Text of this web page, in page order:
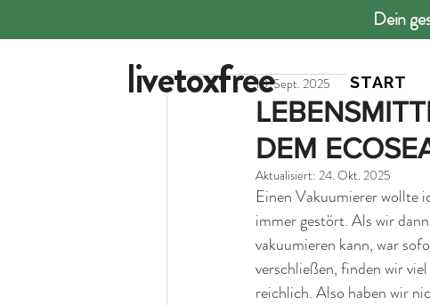
Dein
livetoxfree START
Ratgeber
DEM
10. Sept. 2025
Aktualisiert: 24. Okt. 2025
Einen Vakuumierer wollte
immer gestört. Als wir
vakuumieren kann, war
verschließen, finden wir
reichlich. Also haben wir